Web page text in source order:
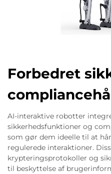
Forbedret
AI-interaktive robotter
sikkerhedsfunktioner og
som gør dem ideelle til at
regulerede interaktioner.
krypteringsprotokoller og
til beskyttelse af